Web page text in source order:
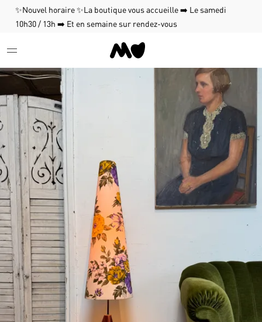
✨Nouvel horaire ✨La boutique vous accueille ➡️ Le samedi
10h30 / 13h ➡️ Et en semaine sur rendez-vous